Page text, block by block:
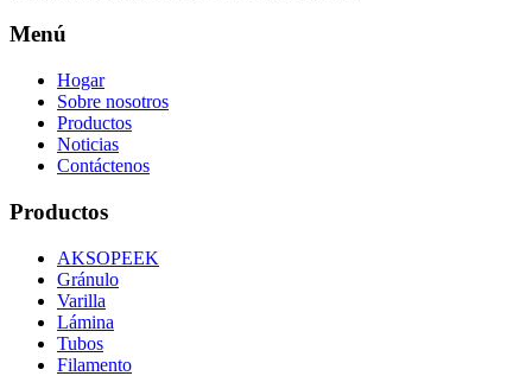
Menú
Hogar
Sobre nosotros
Productos
Noticias
Contáctenos
Productos
AKSOPEEK
Gránulo
Varilla
Lámina
Tubos
Filamento